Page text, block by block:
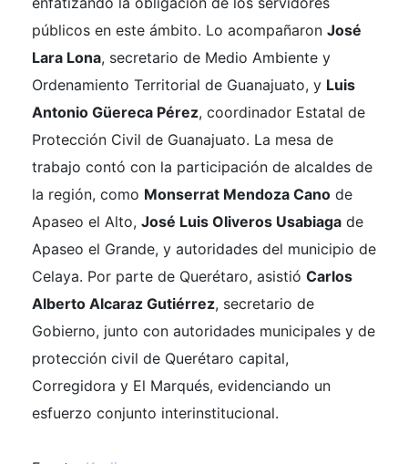
públicos en este ámbito. Lo acompañaron José
Lara Lona, secretario de Medio Ambiente y
Ordenamiento Territorial de Guanajuato, y Luis
Antonio Güereca Pérez, coordinador Estatal de
Protección Civil de Guanajuato. La mesa de
trabajo contó con la participación de alcaldes de
la región, como Monserrat Mendoza Cano de
Apaseo el Alto, José Luis Oliveros Usabiaga de
Apaseo el Grande, y autoridades del municipio de
Celaya. Por parte de Querétaro, asistió Carlos
Alberto Alcaraz Gutiérrez, secretario de
Gobierno, junto con autoridades municipales y de
protección civil de Querétaro capital,
Corregidora y El Marqués, evidenciando un
esfuerzo conjunto interinstitucional.